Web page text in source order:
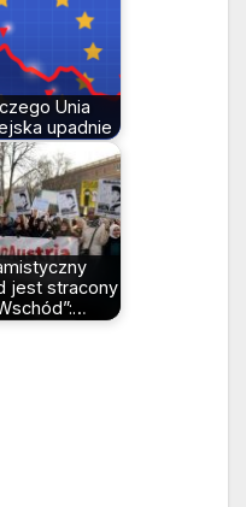
Unia
upadnie
jest stracony